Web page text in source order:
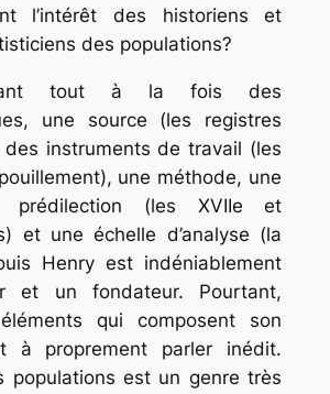
l’intérêt des historiens et
des populations?
tout à la fois des
une source (les registres
des instruments de travail (les
une méthode, une
prédilection (les XVIIe et
et une échelle d’analyse (la
Henry est indéniablement
et un fondateur. Pourtant,
qui composent son
à proprement parler inédit.
populations est un genre très